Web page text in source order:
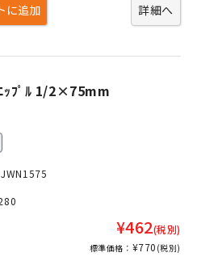
詳細へ
に追加
ｯﾌﾟﾙ 1/2×75mm
¥462(税別)
標準価格： ¥770 (税別)